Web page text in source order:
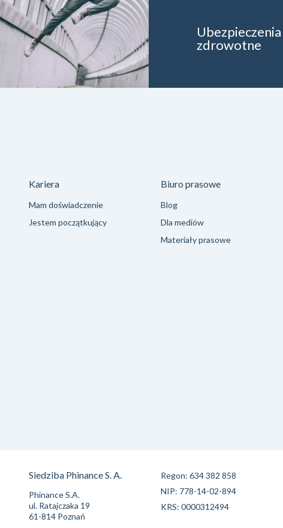
Ubezpieczenia
zdrowotne
Kariera
Mam doświadczenie
Jestem początkujący
Biuro prasowe
Blog
Dla mediów
Materiały prasowe
Siedziba Phinance S. A.
Phinance S.A.
ul. Ratajczaka 19
61-814 Poznań
Regon: 634 382 858
NIP: 778-14-02-894
KRS: 0000312494